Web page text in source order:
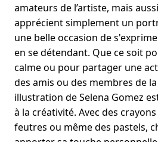
amateurs de l’artiste, mais
apprécient simplement un
une belle occasion de
en se détendant. Que ce soit
calme ou pour partager une
des amis ou des membres de
illustration de Selena Gomez
à la créativité. Avec des
feutres ou même des pastels,